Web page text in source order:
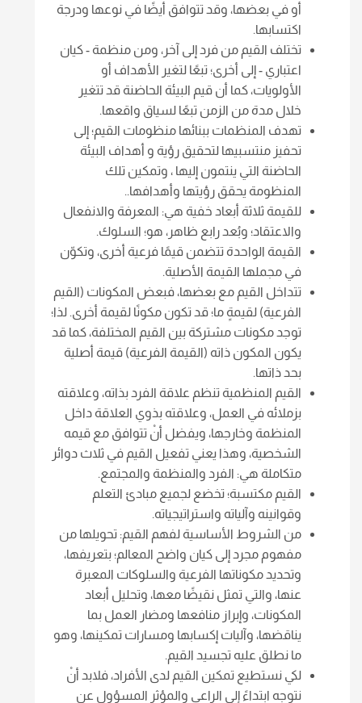
أو في بعضها، وقد تتوافق أيضًا في نوعها ودرجة
اكتسابها.
تختلف القيم من فرد إلى آخر، ومن منظمة - كيان
اعتباري - إلى أخرى؛ تبعًا لتغير الأهداف أو
الأولويات، كما أن قيم البيئة الحاضنة قد تتغير
خلال مدة من الزمن تبعًا لسياق واقعها.
تهدف المنظمات ببنائها منظومات القيم؛ إلى
تحفيز منتسبيها لتحقيق رؤية و أهداف البيئة
الحاضنة التي ينتمون إليها ، وتمكين تلك
المنظومة يحقق رؤيتها وأهدافها..
للقيمة ثلاثة أبعاد خفية هي: المعرفة والانفعال
والاعتقاد؛ وبُعد رابع ظاهر، هو؛ السلوك.
القيمة الواحدة تتضمن قيمًا فرعية أخرى، وتكوّن
في مجملها القيمة الأصلية.
تتداخل القيم مع بعضها، فبعض المكونات (القيم
الفرعية) لقيمةٍ ما؛ قد تكون مكونًا لقيمة أخرى. لذا؛
توجد مكونات مشتركة بين القيم المختلفة، كما قد
يكون المكون ذاته (القيمة الفرعية) قيمة أصلية
بحد ذاتها.
القيم المنظمية تنظم علاقة الفرد بذاته، وعلاقته
بزملائه في العمل، وعلاقته بذوي العلاقة داخل
المنظمة وخارجها، ويفضل أنْ تتوافق مع قيمه
الشخصية، وهذا يعني تفعيل القيم في ثلاث دوائر
متكاملة هي: الفرد والمنظمة والمجتمع.
القيم مكتسبة؛ تخضع لجميع مبادئ التعلم
وقوانينه وآلياته واستراتيجياته.
من الشروط الأساسية لفهم القيم: تحويلها من
مفهوم مجرد إلى كيان واضح المعالم؛ بتعريفها،
وتحديد مكوناتها الفرعية والسلوكات المعبرة
عنها، والتي تمثل نقيضًا معها، وتحليل أبعاد
المكونات، وإبراز منافعها ومضار العمل بما
يناقضها، وآليات إكسابها ومسارات تمكينها، وهو
ما نطلق عليه تجسيد القيم.
لكي نستطيع تمكين القيم لدى الأفراد، فلابد أنْ
نتوجه ابتداءً إلى الراعي والمؤثر المسؤول عن